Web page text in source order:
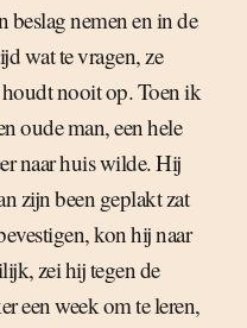
nemen en in de
wat te vragen, ze
nooit op. Toen ik
oude man, een hele
naar huis wilde. Hij
zijn been geplakt zat
kon hij naar
zei hij tegen de
een week om te leren,